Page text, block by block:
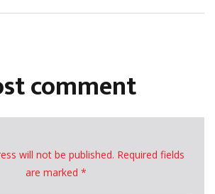
comment
will not be published. Required fields
are marked *